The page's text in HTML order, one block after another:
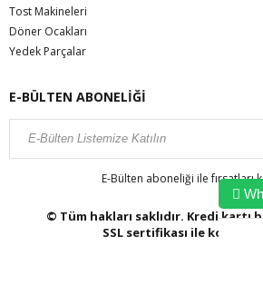
Tost Makineleri
Döner Ocakları
Yedek Parçalar
E-BÜLTEN ABONELİĞİ
E-Bülten aboneliği ile fırsatları
© Tüm hakları saklıdır. Kredi kartı
SSL sertifikası ile